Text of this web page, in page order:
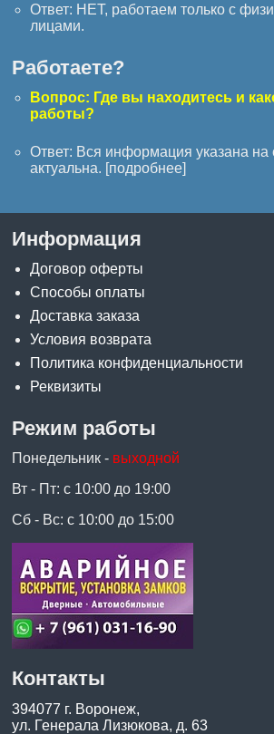
Ответ: НЕТ, работаем только с
лицами.
Работаете?
Вопрос: Где вы находитесь и
работы?
Ответ: Вся информация указана на
актуальна. [подробнее]
Информация
Договор оферты
Способы оплаты
Доставка заказа
Условия возврата
Политика конфиденциальности
Реквизиты
Режим работы
Понедельник - выходной
Вт - Пт: с 10:00 до 19:00
Сб - Вс: с 10:00 до 15:00
Контакты
394077 г. Воронеж,
ул. Генерала Лизюкова, д. 63